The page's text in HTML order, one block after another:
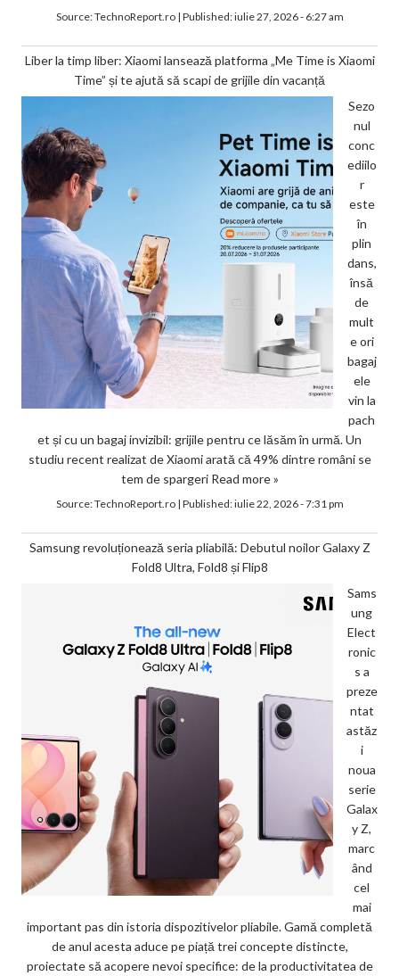
Source:TechnoReport.ro| Published:iulie 27, 2026 - 6:27 am
Liber la timp liber: Xiaomi lansează platforma „Me Time is Xiaomi
Time” și te ajută să scapi de grijile din vacanță
Sezo
nul
conc
ediilo
r
este
în
plin
dans,
însă
de
mult
e ori
bagaj
ele
vin la
pach
et și cu un bagaj invizibil: grijile pentru ce lăsăm în urmă. Un
studiu recent realizat de Xiaomi arată că 49% dintre români se
tem de spargeri Read more »
Source:TechnoReport.ro| Published:iulie 22, 2026 - 7:31 pm
Samsung revoluționează seria pliabilă: Debutul noilor Galaxy Z
Fold8 Ultra, Fold8 și Flip8
Sams
ung
Elect
ronic
s a
preze
ntat
astăz
i
noua
serie
Galax
y Z,
marc
ând
cel
mai
important pas din istoria dispozitivelor pliabile. Gamă completă
de anul acesta aduce pe piață trei concepte distincte,
proiectate să acopere nevoi specifice: de la productivitatea de